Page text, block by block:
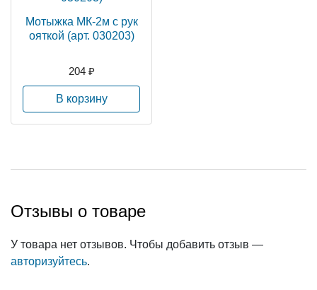
Мотыжка МК-2м с рук
ояткой (арт. 030203)
204 ₽
В корзину
Ручка к косовищу дер
ево
89 ₽
Отзывы о товаре
У товара нет отзывов. Чтобы добавить отзыв —
авторизуйтесь.